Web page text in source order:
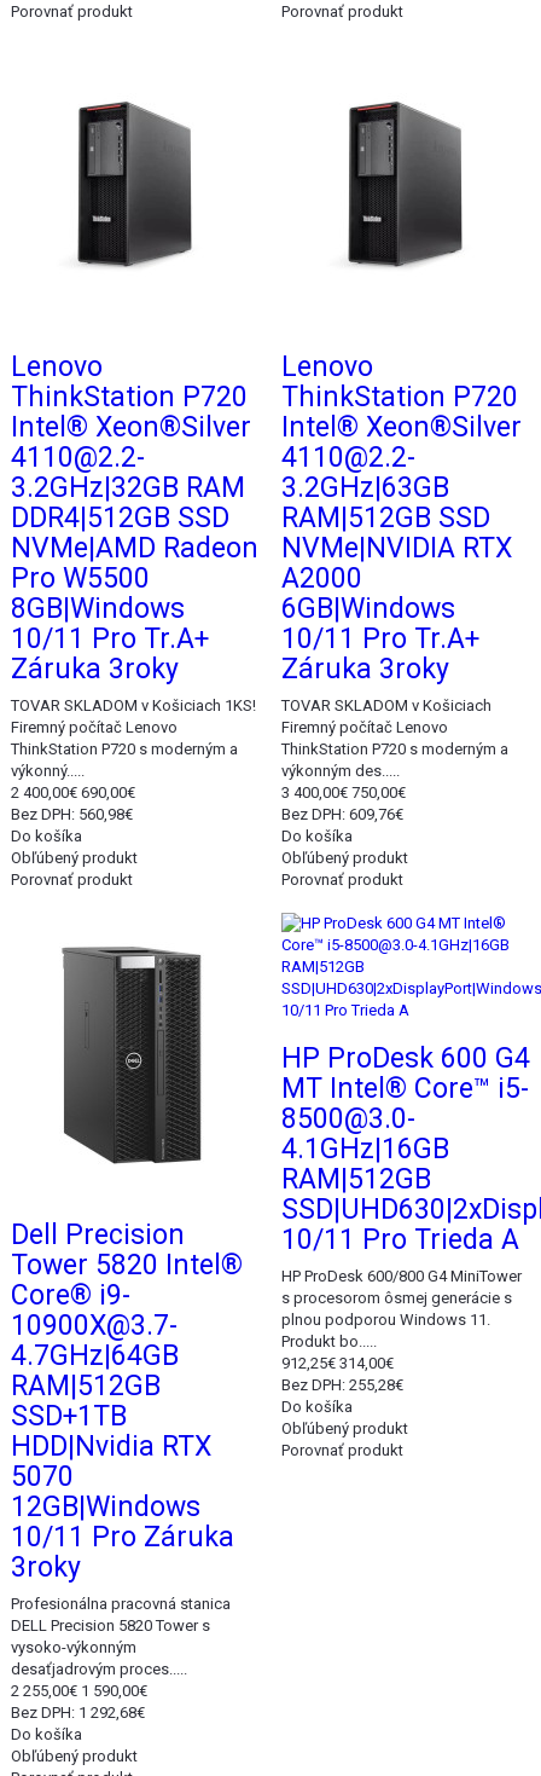
Porovnať produkt
Porovnať produkt
Lenovo
ThinkStation P720
Intel® Xeon®Silver
4110@2.2-
3.2GHz|32GB RAM
DDR4|512GB SSD
NVMe|AMD Radeon
Pro W5500
8GB|Windows
10/11 Pro Tr.A+
Záruka 3roky
TOVAR SKLADOM v Košiciach 1KS!
Firemný počítač Lenovo
ThinkStation P720 s moderným a
výkonný.....
2 400,00€ 690,00€
Bez DPH: 560,98€
Do košíka
Obľúbený produkt
Porovnať produkt
Lenovo
ThinkStation P720
Intel® Xeon®Silver
4110@2.2-
3.2GHz|63GB
RAM|512GB SSD
NVMe|NVIDIA RTX
A2000
6GB|Windows
10/11 Pro Tr.A+
Záruka 3roky
TOVAR SKLADOM v Košiciach
Firemný počítač Lenovo
ThinkStation P720 s moderným a
výkonným des.....
3 400,00€ 750,00€
Bez DPH: 609,76€
Do košíka
Obľúbený produkt
Porovnať produkt
Dell Precision
Tower 5820 Intel®
Core® i9-
10900X@3.7-
4.7GHz|64GB
RAM|512GB
SSD+1TB
HDD|Nvidia RTX
5070
12GB|Windows
10/11 Pro Záruka
3roky
Profesionálna pracovná stanica
DELL Precision 5820 Tower s
vysoko-výkonným
desaťjadrovým proces.....
2 255,00€ 1 590,00€
Bez DPH: 1 292,68€
Do košíka
Obľúbený produkt
HP ProDesk 600 G4
MT Intel® Core™ i5-
8500@3.0-
4.1GHz|16GB
RAM|512GB
10/11 Pro Trieda A
HP ProDesk 600/800 G4 MiniTower
s procesorom ôsmej generácie s
plnou podporou Windows 11.
Produkt bo.....
912,25€ 314,00€
Bez DPH: 255,28€
Do košíka
Obľúbený produkt
Porovnať produkt